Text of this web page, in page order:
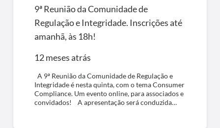
9ª Reunião da Comunidade de
Regulação e Integridade. Inscrições até
amanhã, às 18h!
12 meses atrás
A 9ª Reunião da Comunidade de Regulação e
Integridade é nesta quinta, com o tema Consumer
Compliance. Um evento online, para associados e
convidados! A apresentação será conduzida…